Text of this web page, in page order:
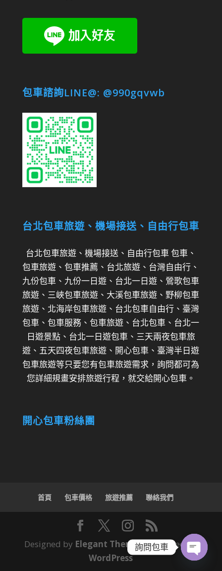
包車諮詢LINE@: @990gqvwb
台北包車旅遊、機場接送、自由行包車
台北包車旅遊、機場接送、自由行包車 包車、
包車旅遊、包車推薦、台北旅遊、台灣自由行、
九份包車、九份一日遊、台北一日遊、鶯歌包車
旅遊、三峽包車旅遊、大溪包車旅遊、野柳包車
旅遊、北海岸包車旅遊、台北包車自由行、臺灣
包車、包車服務、包車旅遊、台北包車、台北一
日遊景點、台北一日遊包車、三天兩夜包車旅
遊、五天四夜包車旅遊、開心包車、臺灣半日遊
包車旅遊等只要您有包車旅遊需求，詢問都可為
您詳細規畫安排旅遊行程，就交給開心包車。
開心包車粉絲團
首頁 包車價格 旅遊推薦 聯絡我們
Designed by Elegant Themes| Powered by
WordPress
詢問包車